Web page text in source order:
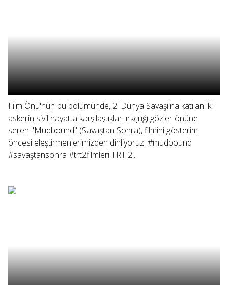
Film Önü'nün bu bölümünde, 2. Dünya Savaşı'na katılan iki
askerin sivil hayatta karşılaştıkları ırkçılığı gözler önüne
seren "Mudbound" (Savaştan Sonra), filmini gösterim
öncesi eleştirmenlerimizden dinliyoruz. #mudbound
#savaştansonra #trt2filmleri TRT 2...